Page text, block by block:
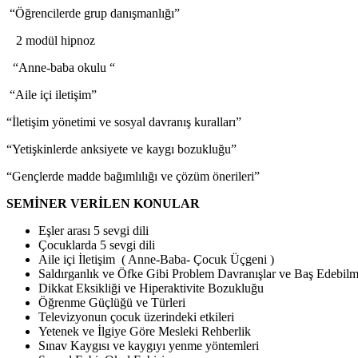
“Öğrencilerde grup danışmanlığı”
2 modül hipnoz
“Anne-baba okulu “
“Aile içi iletişim”
“İletişim yönetimi ve sosyal davranış kuralları”
“Yetişkinlerde anksiyete ve kaygı bozukluğu”
“Gençlerde madde bağımlılığı ve çözüm önerileri”
SEMİNER VERİLEN KONULAR
Eşler arası 5 sevgi dili
Çocuklarda 5 sevgi dili
Aile içi İletişim ( Anne-Baba- Çocuk Üçgeni )
Saldırganlık ve Öfke Gibi Problem Davranışlar ve Baş
Dikkat Eksikliği ve Hiperaktivite Bozukluğu
Öğrenme Güçlüğü ve Türleri
Televizyonun çocuk üzerindeki etkileri
Yetenek ve İlgiye Göre Mesleki Rehberlik
Sınav Kaygısı ve kaygıyı yenme yöntemleri